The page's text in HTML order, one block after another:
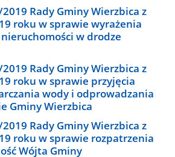
Rady Gminy Wierzbica z
roku w sprawie wyrażenia
w drodze
Rady Gminy Wierzbica z
roku w sprawie przyjęcia
wody i odprowadzania
Gminy Wierzbica
Rady Gminy Wierzbica z
roku w sprawie rozpatrzenia
Wójta Gminy